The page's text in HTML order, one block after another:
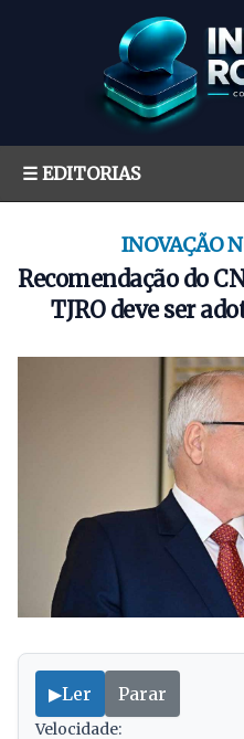
☰ EDITORIAS
INOVAÇÃO
Recomendação do
TJRO deve ser
▶Ler Parar
Velocidade: